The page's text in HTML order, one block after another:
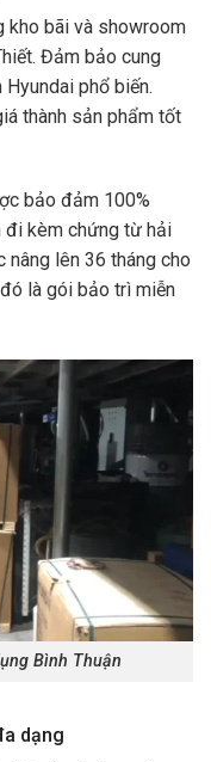
kho bãi và showroom
Đảm bảo cung
phổ biến.
thành sản phẩm tốt
bảo đảm 100%
đi kèm chứng từ hải
nâng lên 36 tháng cho
là gói bảo trì miễn
Bình Thuận
dạng